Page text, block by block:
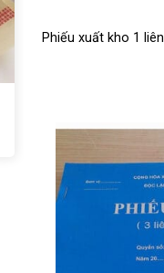
Phiếu xuất kho 1 liên